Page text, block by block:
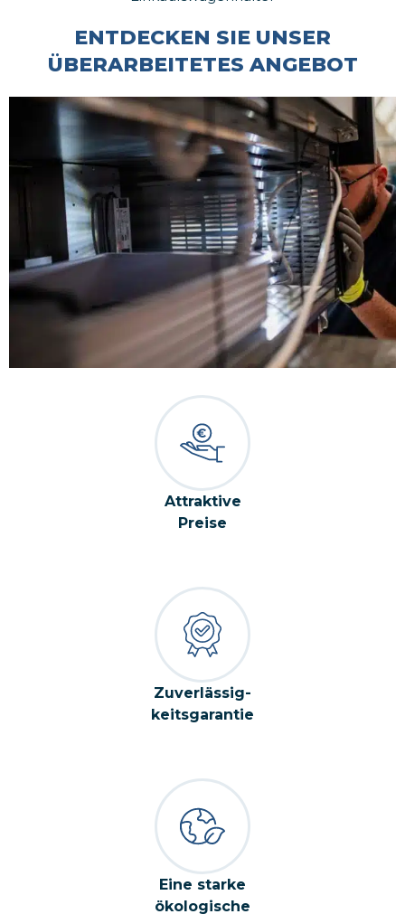
ENTDECKEN SIE UNSER
ÜBERARBEITETES ANGEBOT
Attraktive
Preise
Zuverlässig-
keitsgarantie
Eine starke
ökologische